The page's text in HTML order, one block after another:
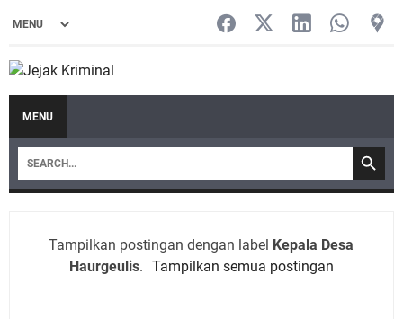
MENU
Tampilkan postingan dengan label Kepala Desa
Haurgeulis. Tampilkan semua postingan